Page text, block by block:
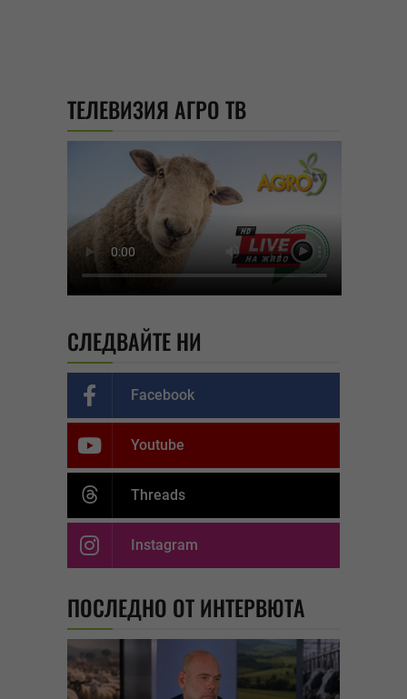
ТЕЛЕВИЗИЯ АГРО ТВ
СЛЕДВАЙТЕ НИ
Facebook
Youtube
Threads
Instagram
ПОСЛЕДНО ОТ ИНТЕРВЮТА